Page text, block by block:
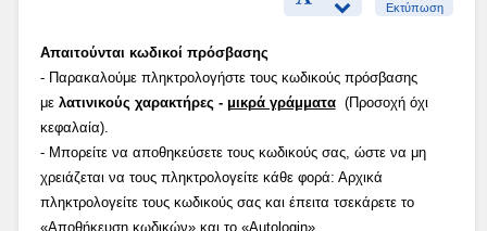
Εκτύπωση
Απαιτούνται κωδικοί πρόσβασης
- Παρακαλούμε πληκτρολογήστε τους κωδικούς πρόσβασης
με λατινικούς χαρακτήρες - μικρά γράμματα(Προσοχή όχι
κεφαλαία).
- Μπορείτε να αποθηκεύσετε τους κωδικούς σας, ώστε να μη
χρειάζεται να τους πληκτρολογείτε κάθε φορά: Αρχικά
πληκτρολογείτε τους κωδικούς σας και έπειτα τσεκάρετε το
«Αποθήκευση κωδικών» και το «Autologin».